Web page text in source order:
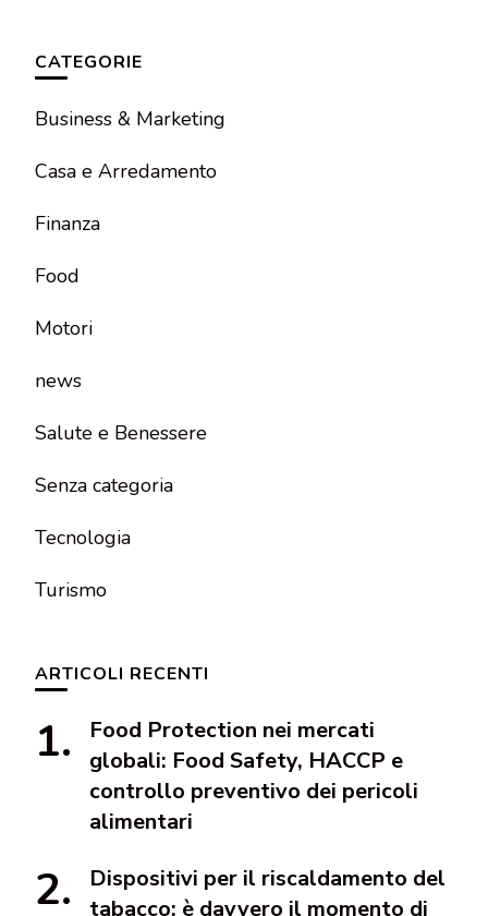
CATEGORIE
Business & Marketing
Casa e Arredamento
Finanza
Food
Motori
news
Salute e Benessere
Senza categoria
Tecnologia
Turismo
ARTICOLI RECENTI
Food Protection nei mercati
globali: Food Safety, HACCP e
controllo preventivo dei pericoli
alimentari
Dispositivi per il riscaldamento del
tabacco: è davvero il momento di